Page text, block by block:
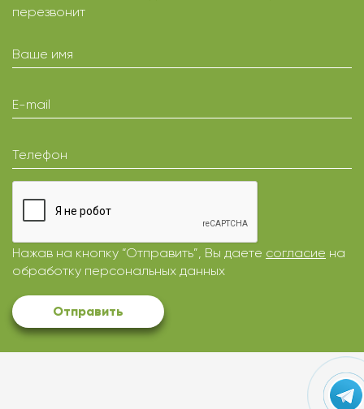
перезвонит
Ваше имя
E-mail
Телефон
Нажав на кнопку “Отправить”, Вы даете согласие на
обработку персональных данных
Отправить